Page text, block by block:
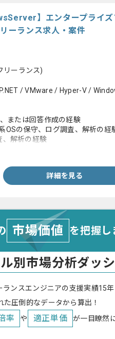
】エンタープライ
ーランス求人・案件
リーランス)
/ VMware / Hyper-V /
または回答作成の経験
OSの保守、ログ調査、解析の経
、解析の経験
詳細を見る
市場価値 を把握
別市場分析ダッ
ランスエンジニアの支援実績15
た圧倒的なデータから算出！
率 や 適正単価 が一目瞭然